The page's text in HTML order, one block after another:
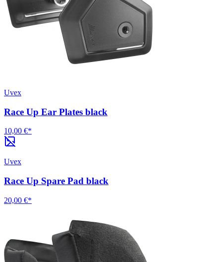
Uvex
Race Up Ear Plates black
10,00 €*
Uvex
Race Up Spare Pad black
20,00 €*